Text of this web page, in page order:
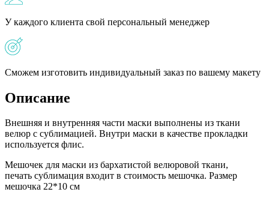
У каждого клиента свой персональный менеджер
Сможем изготовить индивидуальный заказ по вашему макету
Описание
Внешняя и внутренняя части маски выполнены из ткани
велюр с сублимацией. Внутри маски в качестве прокладки
используется флис.
Мешочек для маски из бархатистой велюровой ткани,
печать сублимация входит в стоимость мешочка. Размер
мешочка 22*10 см